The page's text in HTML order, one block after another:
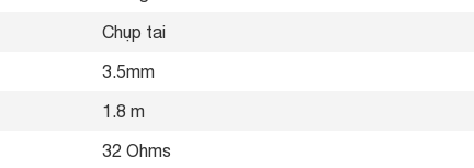
Chụp tai
3.5mm
1.8 m
32 Ohms